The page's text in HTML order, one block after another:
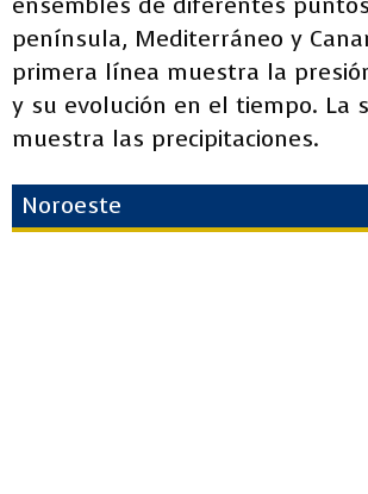
península, Mediterráneo y
primera línea muestra la
y su evolución en el tiempo. La
muestra las precipitaciones.
Noroeste